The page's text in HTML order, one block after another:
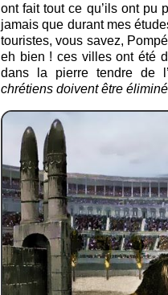
ont fait tout ce qu’ils ont pu
jamais que durant mes
touristes, vous savez,
eh bien ! ces villes ont été
dans la pierre tendre de
chrétiens doivent être